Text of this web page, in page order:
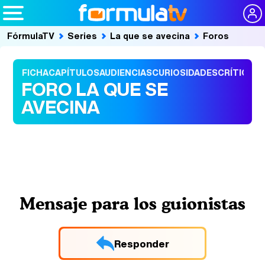
FórmulaTV Series La que se avecina Foros
FICHACAPÍTULOSAUDIENCIASCURIOSIDADESCRÍTICAS
FORO LA QUE SE
AVECINA
Mensaje para los guionistas
Responder